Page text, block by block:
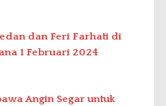
dan Feri Farhati di
1 Februari 2024
Angin Segar untuk